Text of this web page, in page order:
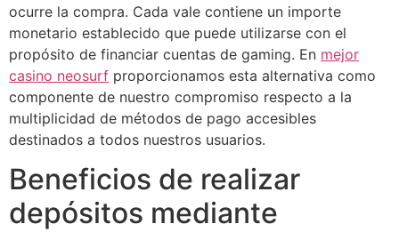
ocurre la compra. Cada vale contiene un importe
monetario establecido que puede utilizarse con el
propósito de financiar cuentas de gaming. En mejor
casino neosurf proporcionamos esta alternativa como
componente de nuestro compromiso respecto a la
multiplicidad de métodos de pago accesibles
destinados a todos nuestros usuarios.
Beneficios de realizar
depósitos mediante